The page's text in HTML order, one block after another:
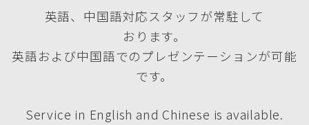
英語、中国語対応スタッフが常駐して
おります。
英語および中国語でのプレゼンテーションが可能
です。
Service in English and Chinese is available.